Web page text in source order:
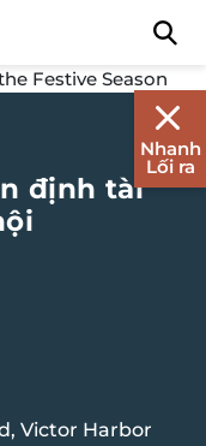
định tài
Victor Harbor
Nhanh
Lối ra